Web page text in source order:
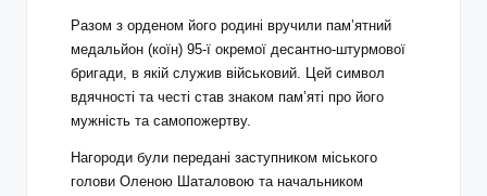
Разом з орденом його родині вручили пам’ятний
медальйон (коїн) 95-ї окремої десантно-штурмової
бригади, в якій служив військовий. Цей символ
вдячності та честі став знаком пам’яті про його
мужність та самопожертву.
Нагороди були передані заступником міського
голови Оленою Шаталовою та начальником